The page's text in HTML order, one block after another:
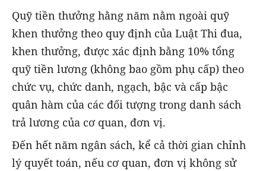
Quỹ tiền thưởng hằng năm nằm ngoài quỹ
khen thưởng theo quy định của Luật Thi đua,
khen thưởng, được xác định bằng 10% tổng
quỹ tiền lương (không bao gồm phụ cấp) theo
chức vụ, chức danh, ngạch, bậc và cấp bậc
quân hàm của các đối tượng trong danh sách
trả lương của cơ quan, đơn vị.
Đến hết năm ngân sách, kể cả thời gian chỉnh
lý quyết toán, nếu cơ quan, đơn vị không sử